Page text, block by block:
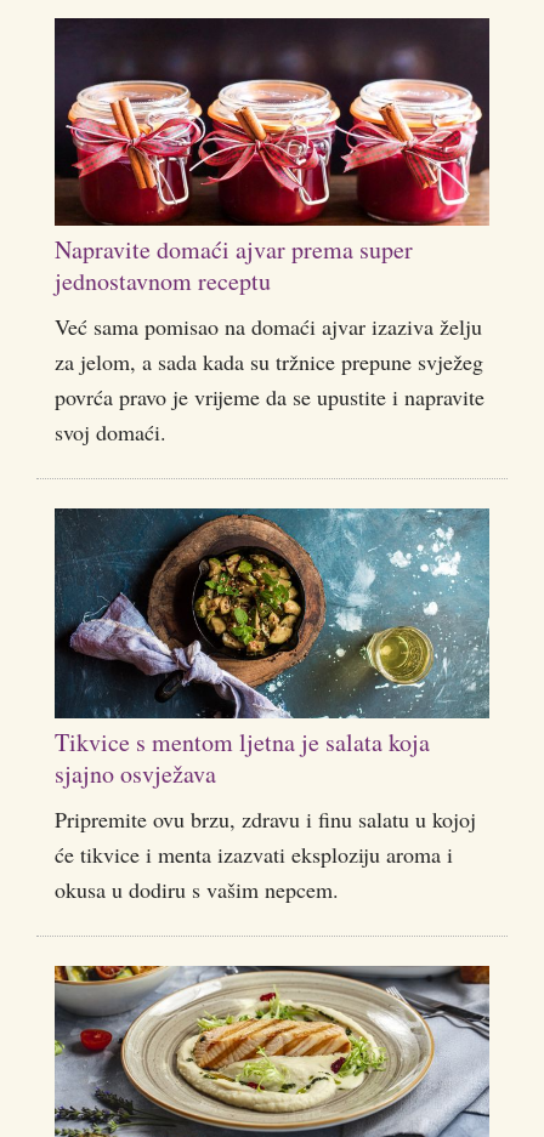
Napravite domaći ajvar prema super
jednostavnom receptu
Već sama pomisao na domaći ajvar izaziva želju
za jelom, a sada kada su tržnice prepune svježeg
povrća pravo je vrijeme da se upustite i napravite
svoj domaći.
Tikvice s mentom ljetna je salata koja
sjajno osvježava
Pripremite ovu brzu, zdravu i finu salatu u kojoj
će tikvice i menta izazvati eksploziju aroma i
okusa u dodiru s vašim nepcem.